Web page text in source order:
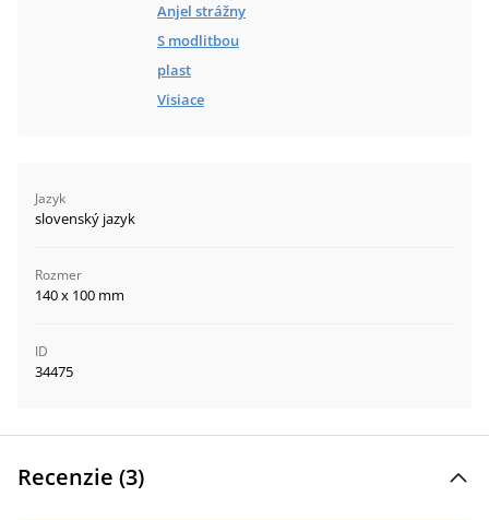
Anjel strážny
S modlitbou
plast
Visiace
Jazyk
slovenský jazyk
Rozmer
140 x 100 mm
ID
34475
Recenzie (3)